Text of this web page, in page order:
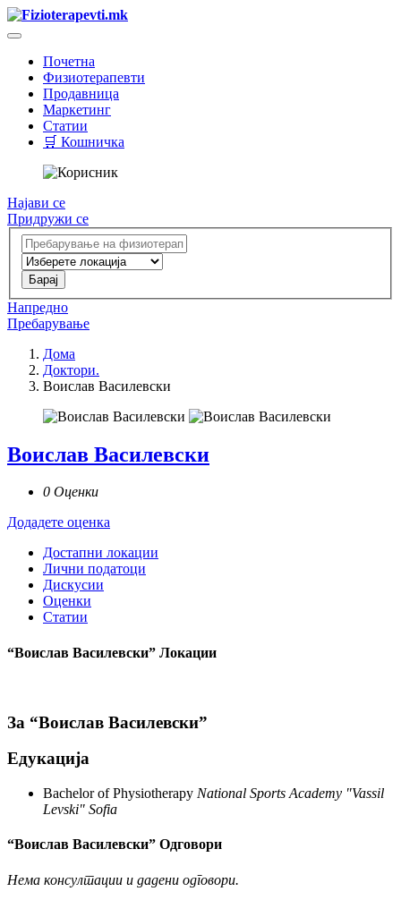
Почетна
Физиотерапевти
Продавница
Маркетинг
Статии
🛒 Кошничка
Најави се
Придружи се
Напредно
Пребарување
Дома
Доктори.
Воислав Василевски
Воислав Василевски
0 Оценки
Додадете оценка
Достапни локации
Лични податоци
Дискусии
Оценки
Статии
“Воислав Василевски” Локации
За “Воислав Василевски”
Едукација
Bachelor of Physiotherapy National Sports Academy "Vassil
Levski" Sofia
“Воислав Василевски” Одговори
Нема консултации и дадени одговори.